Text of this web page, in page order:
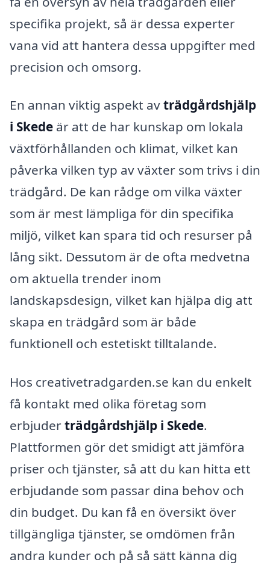
specifika projekt, så är dessa experter
vana vid att hantera dessa uppgifter med
precision och omsorg.
En annan viktig aspekt avträdgårdshjälp
i Skede är att de har kunskap om lokala
växtförhållanden och klimat, vilket kan
påverka vilken typ av växter som trivs i din
trädgård. De kan rådge om vilka växter
som är mest lämpliga för din specifika
miljö, vilket kan spara tid och resurser på
lång sikt. Dessutom är de ofta medvetna
om aktuella trender inom
landskapsdesign, vilket kan hjälpa dig att
skapa en trädgård som är både
funktionell och estetiskt tilltalande.
Hos creativetradgarden.se kan du enkelt
få kontakt med olika företag som
erbjuderträdgårdshjälp i Skede.
Plattformen gör det smidigt att jämföra
priser och tjänster, så att du kan hitta ett
erbjudande som passar dina behov och
din budget. Du kan få en översikt över
tillgängliga tjänster, se omdömen från
andra kunder och på så sätt känna dig